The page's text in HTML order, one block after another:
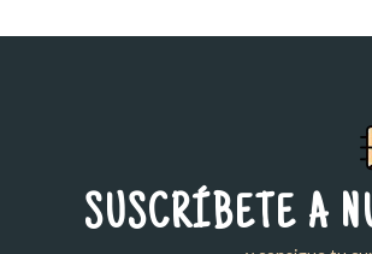
SUSCRÍBETE A